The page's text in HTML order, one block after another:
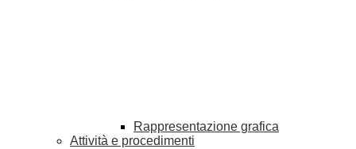
Rappresentazione grafica
Attività e procedimenti